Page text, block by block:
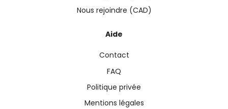
Nous rejoindre (CAD)
Aide
Contact
FAQ
Politique privée
Mentions légales